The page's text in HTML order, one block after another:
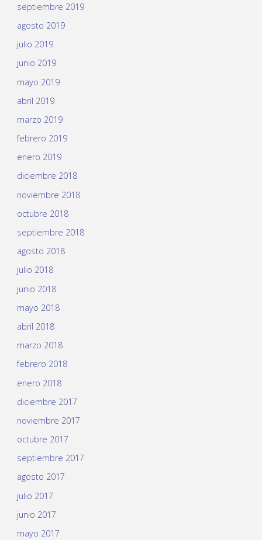
septiembre 2019
agosto 2019
julio 2019
junio 2019
mayo 2019
abril 2019
marzo 2019
febrero 2019
enero 2019
diciembre 2018
noviembre 2018
octubre 2018
septiembre 2018
agosto 2018
julio 2018
junio 2018
mayo 2018
abril 2018
marzo 2018
febrero 2018
enero 2018
diciembre 2017
noviembre 2017
octubre 2017
septiembre 2017
agosto 2017
julio 2017
junio 2017
mayo 2017